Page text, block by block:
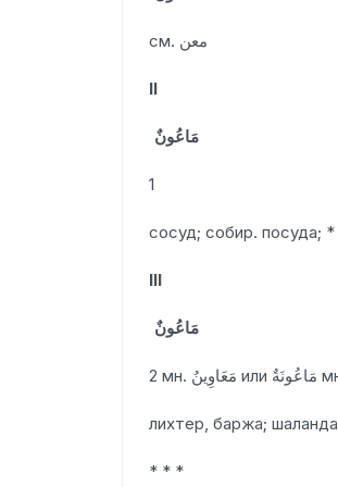
см. معن
II
مَاعُونٌ
1
III
مَاعُونٌ
лихтер, баржа; шаланда
* * *